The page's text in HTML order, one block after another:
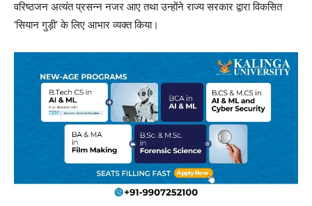
वरिष्ठजन अत्यंत प्रसन्न नजर आए तथा उन्होंने राज्य सरकार द्वारा विकसित
‘सियान गुड़ी’ के लिए आभार व्यक्त किया।